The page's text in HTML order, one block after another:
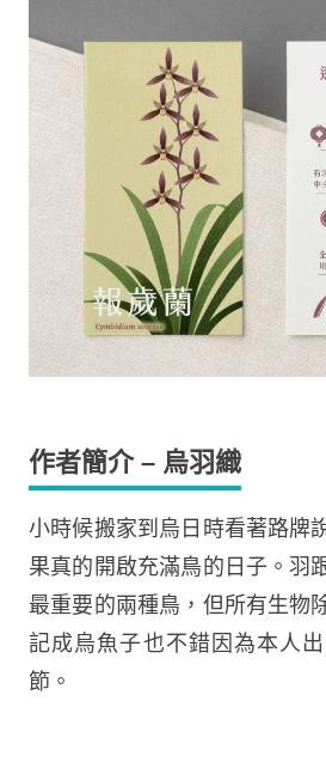
作者簡介 – 烏羽織
小時候搬家到烏日時看著路牌
果真的開啟充滿鳥的日子。羽
最重要的兩種鳥，但所有生物
記成烏魚子也不錯因為本人
節。